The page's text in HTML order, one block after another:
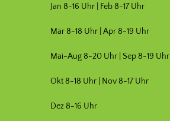
Jan 8-16 Uhr | Feb 8-17 Uhr
Mär 8-18 Uhr | Apr 8-19 Uhr
Mai-Aug 8-20 Uhr | Sep 8-19 Uhr
Okt 8-18 Uhr | Nov 8-17 Uhr
Dez 8-16 Uhr